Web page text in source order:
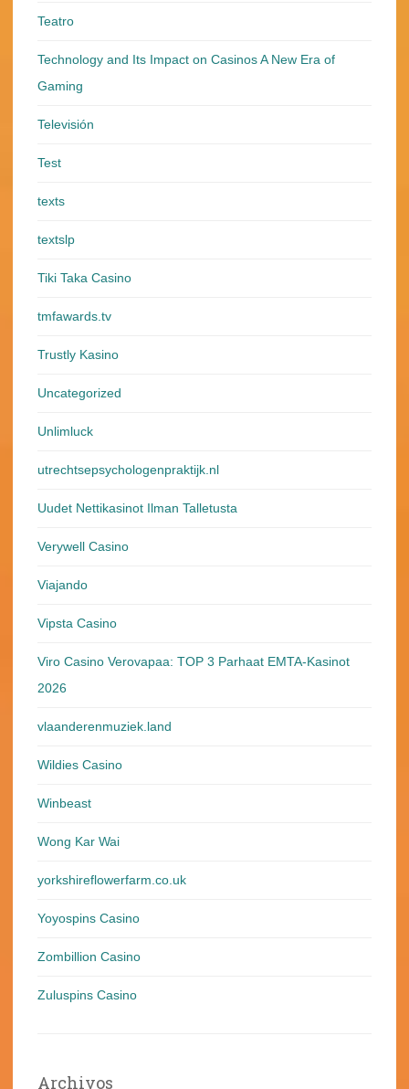
Teatro
Technology and Its Impact on Casinos A New Era of
Gaming
Televisión
Test
texts
textslp
Tiki Taka Casino
tmfawards.tv
Trustly Kasino
Uncategorized
Unlimluck
utrechtsepsychologenpraktijk.nl
Uudet Nettikasinot Ilman Talletusta
Verywell Casino
Viajando
Vipsta Casino
Viro Casino Verovapaa: TOP 3 Parhaat EMTA-Kasinot
2026
vlaanderenmuziek.land
Wildies Casino
Winbeast
Wong Kar Wai
yorkshireflowerfarm.co.uk
Yoyospins Casino
Zombillion Casino
Zuluspins Casino
Archivos